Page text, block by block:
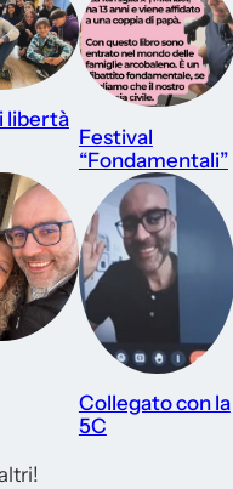
libertà
Festival
“Fondamentali”
Collegato con la
5C